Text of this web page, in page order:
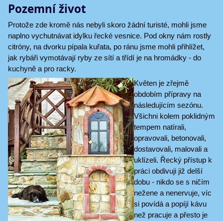
Pozemní život
Protože zde kromě nás nebyli skoro žádní turisté, mohli jsme
naplno vychutnávat idylku řecké vesnice. Pod okny nám rostly
citróny, na dvorku pípala kuřata, po ránu jsme mohli přihlížet,
jak rybáři vymotávají ryby ze sítí a třídí je na hromádky - do
kuchyně a pro racky.
Květen je zřejmě
obdobím přípravy na
následujícím sezónu.
Všichni kolem poklidným
tempem natírali,
opravovali, betonovali,
dostavovali, malovali a
uklízeli. Řecký přístup k
práci obdivuji již delší
dobu - nikdo se s ničím
nežene a nenervuje, víc
si povídá a popíjí kávu
než pracuje a přesto je